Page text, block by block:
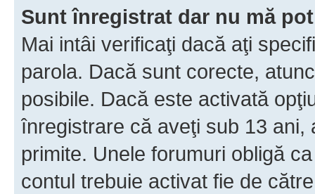
Sunt înregistrat dar nu mă
Mai intâi verificaţi dacă aţi
parola. Dacă sunt corecte,
posibile. Dacă este activată
înregistrare că aveţi sub 13
primite. Unele forumuri obligă
contul trebuie activat fie de